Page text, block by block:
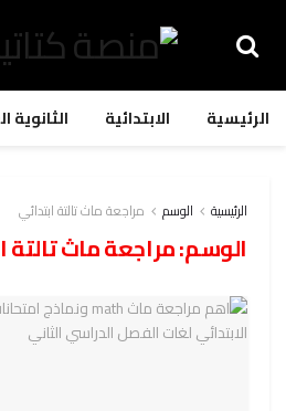
الرئيسية الابتدائية الثانوية
الرئيسية الوسم مراجعة ماث تالتة ابتدائي
الوسم:مراجعة ماث تالتة